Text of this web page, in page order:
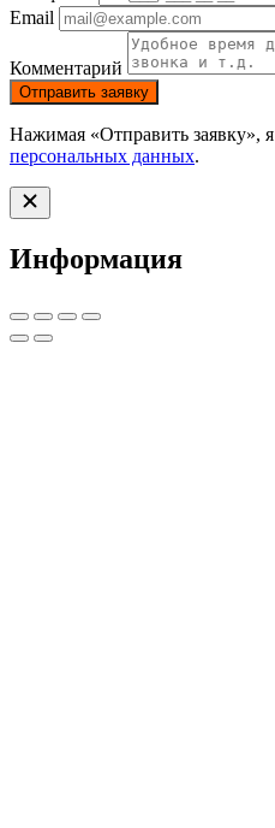
Email
Комментарий
Отправить заявку
Нажимая «Отправить заявку», я
персональных данных.
Информация